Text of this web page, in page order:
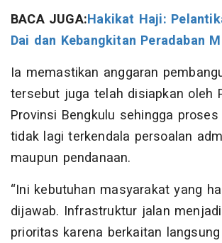
BACA JUGA:Hakikat Haji:
Dai dan Kebangkitan Peradaban
Ia memastikan anggaran
tersebut juga telah disiapkan oleh
Provinsi Bengkulu sehingga
tidak lagi terkendala persoalan
maupun pendanaan.
“Ini kebutuhan masyarakat yang
dijawab. Infrastruktur jalan
prioritas karena berkaitan